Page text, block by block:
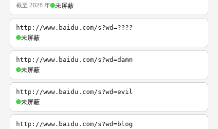
截至 2026 年 未屏蔽
http://www.baidu.com/s?wd=????
未屏蔽
http://www.baidu.com/s?wd=damn
未屏蔽
http://www.baidu.com/s?wd=evil
未屏蔽
http://www.baidu.com/s?wd=blog